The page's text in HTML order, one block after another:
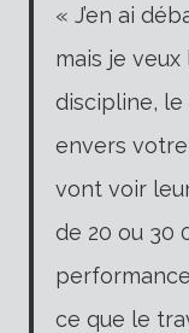
« J’en ai
mais je
discipline, le
envers
vont voir
de 20 ou 30
ce que le